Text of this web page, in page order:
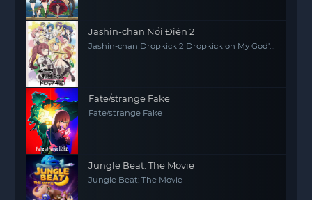
Jashin-chan Nổi Điên 2
Jashin-chan Dropkick 2 Dropkick on My God'
Fate/strange Fake
Fate/strange Fake
Jungle Beat: The Movie
Jungle Beat: The Movie